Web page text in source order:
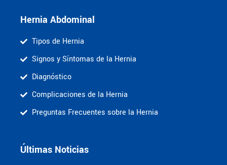
Hernia Abdominal
Tipos de Hernia
Signos y Síntomas de la Hernia
Diagnóstico
Complicaciones de la Hernia
Preguntas Frecuentes sobre la Hernia
Últimas Noticias